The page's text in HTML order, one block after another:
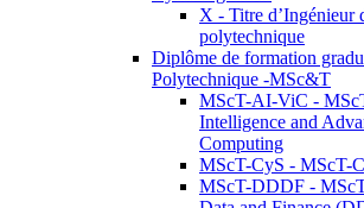
X - Titre d’Ingénieur
polytechnique
Diplôme de formation
Polytechnique -MSc&T
MScT-AI-ViC -
Intelligence and
Computing
MScT-CyS - MScT-
MScT-DDDF -